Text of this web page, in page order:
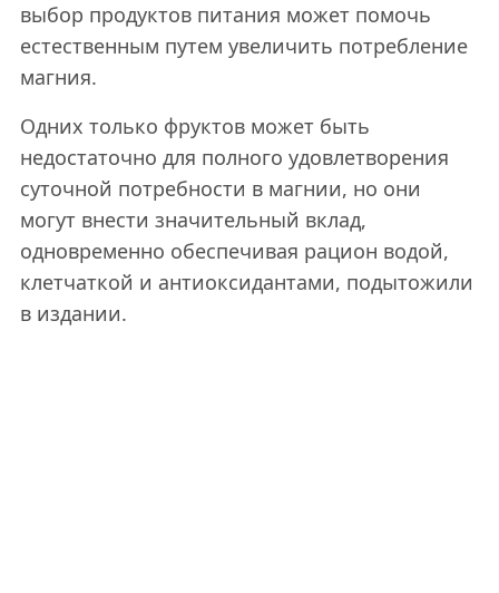
выбор продуктов питания может помочь
естественным путем увеличить потребление
магния.
Одних только фруктов может быть
недостаточно для полного удовлетворения
суточной потребности в магнии, но они
могут внести значительный вклад,
одновременно обеспечивая рацион водой,
клетчаткой и антиоксидантами, подытожили
в издании.